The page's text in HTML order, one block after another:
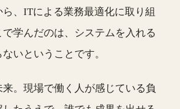
、ITによる業務最適化に取り組
学んだのは、システムを入れる
いということです。
。現場で働く人が感じている負